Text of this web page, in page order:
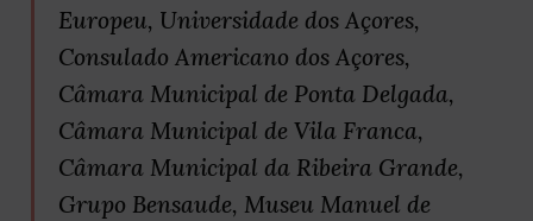
Europeu, Universidade dos Açores,
Consulado Americano dos Açores,
Câmara Municipal de Ponta Delgada,
Câmara Municipal de Vila Franca,
Câmara Municipal da Ribeira Grande,
Grupo Bensaude, Museu Manuel de